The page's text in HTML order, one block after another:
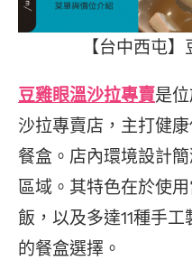
【台中西屯
豆雞眼溫沙拉專賣是
沙拉專賣店，主打健
餐盒。店內環境設計
區域。其特色在於使
飯，以及多達11種手
的餐盒選擇。